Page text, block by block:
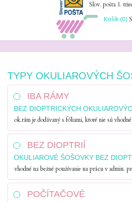
Slov. pošta 1.
Košík (0)
TYPY OKULIAROVÝCH
IBA RÁMY
BEZ DIOPTRICKÝCH
ok.rám je dodávaný s fóliami, ktoré nie sú vhodné
BEZ DIOPTRIÍ
OKULIAROVÉ ŠOŠOVKY BEZ
vhodné na bežné používanie na prácu v admin.
POČÍTAČOVÉ